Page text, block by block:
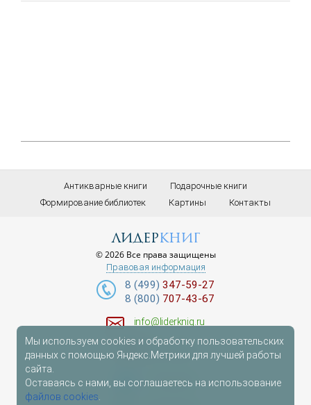
Антикварные книги
Подарочные книги
Формирование библиотек
Картины Контакты
лидеркниг
© 2026 Все права защищены
Правовая информация
8 (499) 347-59-27
8 (800) 707-43-67
info@liderknig.ru
Доставка
Telegram
Мы используем cookies и обработку пользовательских
данных с помощью Яндекс.Метрики для лучшей работы
сайта.
Оставаясь с нами, вы соглашаетесь на использование
файлов cookies